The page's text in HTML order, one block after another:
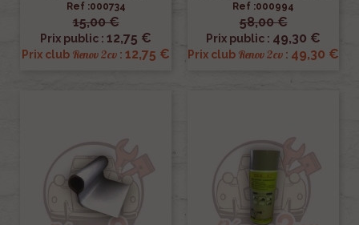
Ref :000734
15,00 €
Prix public : 12,75 €
Prix club Renov 2cv : 12,75 €
Ref :000994
58,00 €
Prix public : 49,30 €
Prix club Renov 2cv : 49,30 €